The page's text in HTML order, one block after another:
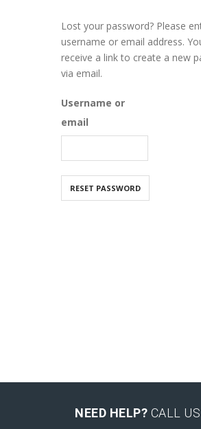
Lost your password? Please
username or email address.
receive a link to create a new
via email.
Username or
email
RESET PASSWORD
NEED HELP? CALL